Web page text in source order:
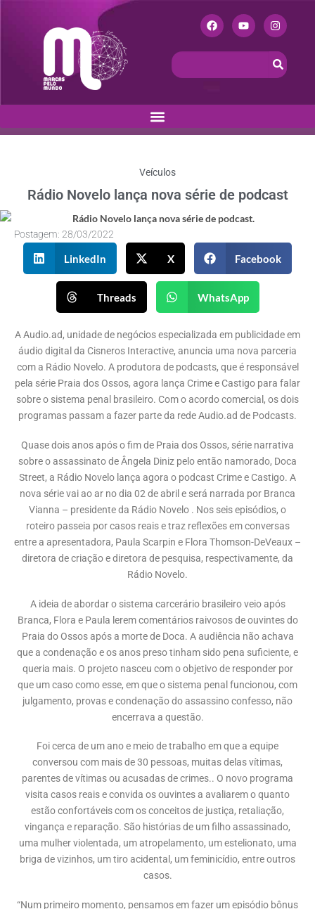
Veículos
Rádio Novelo lança nova série de podcast
Postagem: 28/03/2022
LinkedIn X Facebook
Threads WhatsApp
A Audio.ad, unidade de negócios especializada em publicidade em
áudio digital da Cisneros Interactive, anuncia uma nova parceria
com a Rádio Novelo. A produtora de podcasts, que é responsável
pela série Praia dos Ossos, agora lança Crime e Castigo para falar
sobre o sistema penal brasileiro. Com o acordo comercial, os dois
programas passam a fazer parte da rede Audio.ad de Podcasts.
Quase dois anos após o fim de Praia dos Ossos, série narrativa
sobre o assassinato de Ângela Diniz pelo então namorado, Doca
Street, a Rádio Novelo lança agora o podcast Crime e Castigo. A
nova série vai ao ar no dia 02 de abril e será narrada por Branca
Vianna – presidente da Rádio Novelo . Nos seis episódios, o
roteiro passeia por casos reais e traz reflexões em conversas
entre a apresentadora, Paula Scarpin e Flora Thomson-DeVeaux –
diretora de criação e diretora de pesquisa, respectivamente, da
Rádio Novelo.
A ideia de abordar o sistema carcerário brasileiro veio após
Branca, Flora e Paula lerem comentários raivosos de ouvintes do
Praia do Ossos após a morte de Doca. A audiência não achava
que a condenação e os anos preso tinham sido pena suficiente, e
queria mais. O projeto nasceu com o objetivo de responder por
que um caso como esse, em que o sistema penal funcionou, com
julgamento, provas e condenação do assassino confesso, não
encerrava a questão.
Foi cerca de um ano e meio de trabalho em que a equipe
conversou com mais de 30 pessoas, muitas delas vítimas,
parentes de vítimas ou acusadas de crimes.. O novo programa
visita casos reais e convida os ouvintes a avaliarem o quanto
estão confortáveis com os conceitos de justiça, retaliação,
vingança e reparação. São histórias de um filho assassinado,
uma mulher violentada, um atropelamento, um estelionato, uma
briga de vizinhos, um tiro acidental, um feminicídio, entre outros
casos.
“Num primeiro momento, pensamos em fazer um episódio bônus